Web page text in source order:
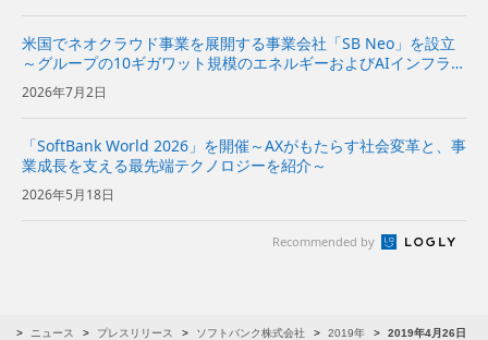
米国でネオクラウド事業を展開する事業会社「SB Neo」を設立
～グループの10ギガワット規模のエネルギーおよびAIインフラを
基に、米国の企業向けにネオクラウドサービスを提供～
2026年7月2日
「SoftBank World 2026」を開催～AXがもたらす社会変革と、事
業成長を支える最先端テクノロジーを紹介～
2026年5月18日
Recommended by
ニュース プレスリリース ソフトバンク株式会社 2019年 2019年4月26日